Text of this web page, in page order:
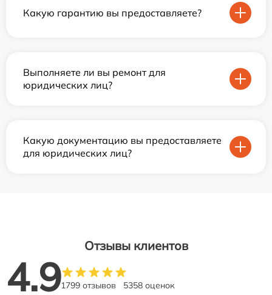
Какую гарантию вы предоставляете?
Выполняете ли вы ремонт для
юридических лиц?
Какую документацию вы предоставляете
для юридических лиц?
Отзывы клиентов
4.91799 отзывов 5358 оценок